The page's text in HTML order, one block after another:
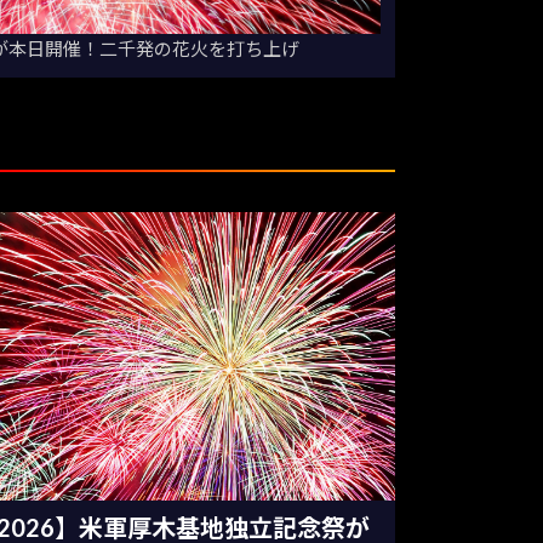
日開催！二千発の花火を打ち上げ
】米軍厚木基地独立記念祭が